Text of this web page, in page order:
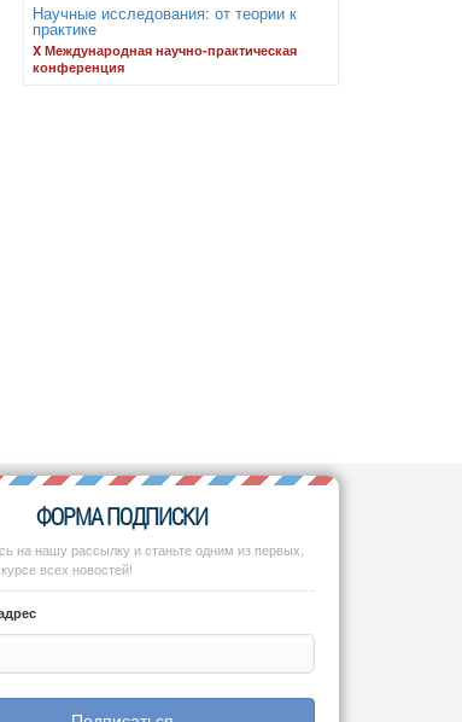
Научные исследования: от теории к
практике
X Международная научно-практическая
конференция
ФОРМА ПОДПИСКИ
на нашу рассылку и станьте одним из первых,
всех новостей!